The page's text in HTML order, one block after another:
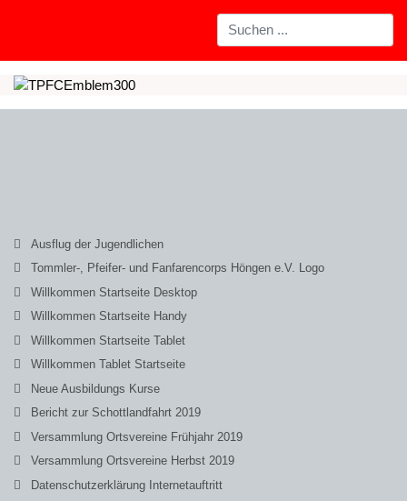
Ausflug der Jugendlichen
Tommler-, Pfeifer- und Fanfarencorps Höngen e.V. Logo
Willkommen Startseite Desktop
Willkommen Startseite Handy
Willkommen Startseite Tablet
Willkommen Tablet Startseite
Neue Ausbildungs Kurse
Bericht zur Schottlandfahrt 2019
Versammlung Ortsvereine Frühjahr 2019
Versammlung Ortsvereine Herbst 2019
Datenschutzerklärung Internetauftritt